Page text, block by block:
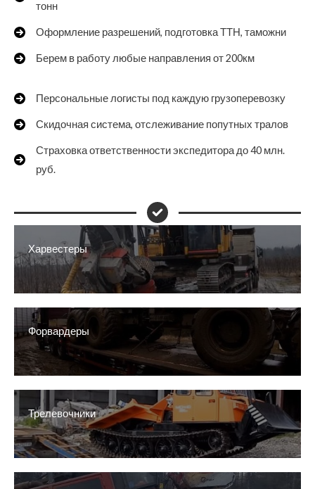
тонн
Оформление разрешений, подготовка ТТН, таможни
Берем в работу любые направления от 200км
Персональные логисты под каждую грузоперевозку
Скидочная система, отслеживание попутных тралов
Страховка ответственности экспедитора до 40 млн.
руб.
Харвестеры
Форвардеры
Трелевочники